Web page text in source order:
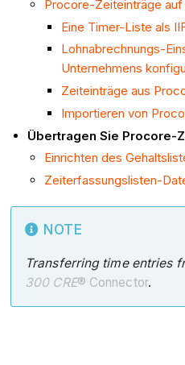
Procore-Zeiteinträge
Eine Timer-Liste als
Lohnabrechnungs-
Unternehmens
Zeiteinträge aus
Importieren von
Übertragen Sie Procore-
Einrichten des
Zeiterfassungslisten-
NOTE
Transferring time entries
300 CRE® Connector.